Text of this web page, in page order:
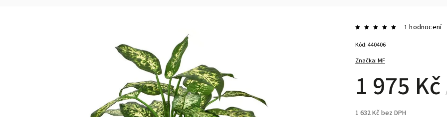
Značka:MF
1 hodnocení
1 975 Kč
1 632 Kč bez DPH
Kód:440406